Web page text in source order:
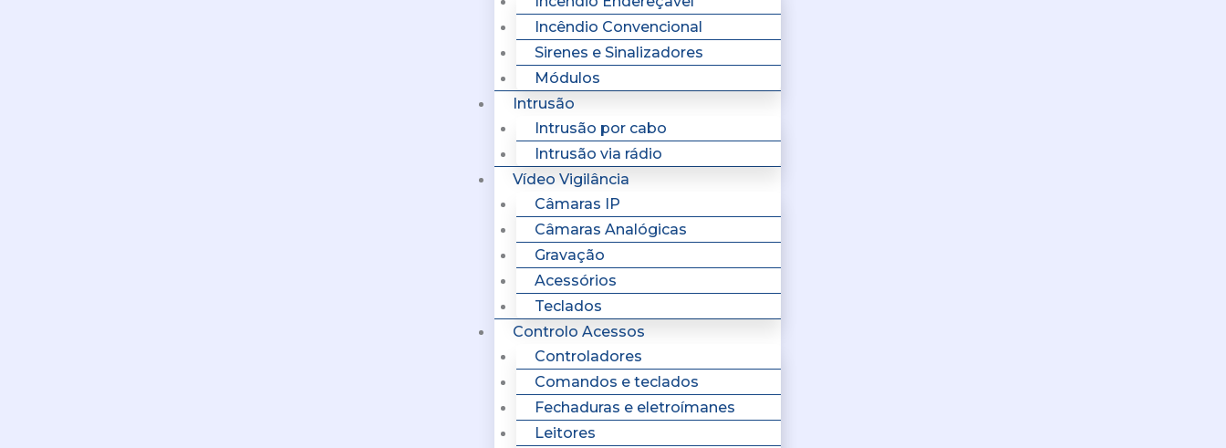
Incêndio Convencional
Sirenes e Sinalizadores
Módulos
Intrusão
Intrusão por cabo
Intrusão via rádio
Vídeo Vigilância
Câmaras IP
Câmaras Analógicas
Gravação
Acessórios
Teclados
Controlo Acessos
Controladores
Comandos e teclados
Fechaduras e eletroímanes
Leitores